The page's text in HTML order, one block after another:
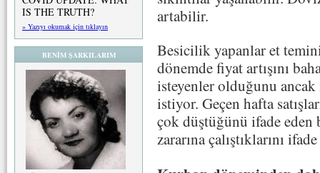
IS THE TRUTH?
» Yazıyı okumak için tıklayın
BENİM ŞARKILARIM
artabilir.
Besicilik yapanlar et
dönemde fiyat artışını
isteyenler olduğunu ancak
istiyor. Geçen hafta
çok düştüğünü ifade eden
zararına çalıştıklarını